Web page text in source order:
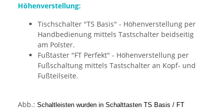
Höhenverstellung:
Tischschalter "TS Basis" - Höhenverstellung per
Handbedienung mittels Tastschalter beidseitig
am Polster.
Fußtaster "FT Perfekt" - Höhenverstellung per
Fußschaltung mittels Tastschalter an Kopf- und
Fußteilseite.
Abb.: Schaltleisten wurden in Schalttasten TS Basis / FT